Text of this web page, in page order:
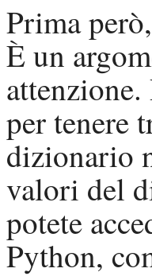
Prima
È un
attenzione.
per tenere
dizionario
valori del
potete
Python,